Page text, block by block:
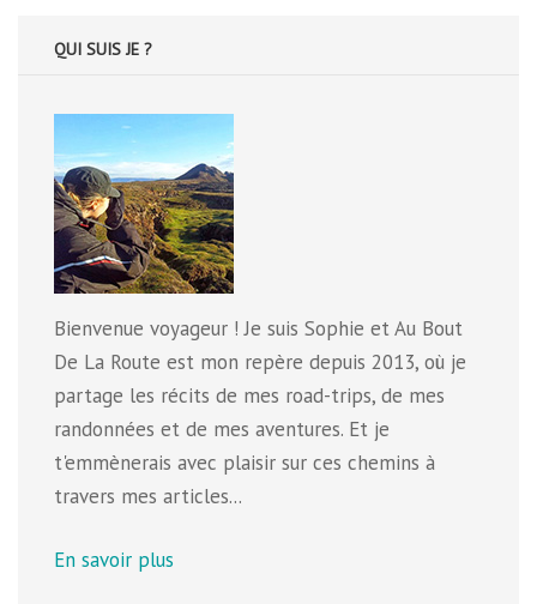
QUI SUIS JE ?
Bienvenue voyageur ! Je suis Sophie et Au Bout
De La Route est mon repère depuis 2013, où je
partage les récits de mes road-trips, de mes
randonnées et de mes aventures. Et je
t'emmènerais avec plaisir sur ces chemins à
travers mes articles...
En savoir plus